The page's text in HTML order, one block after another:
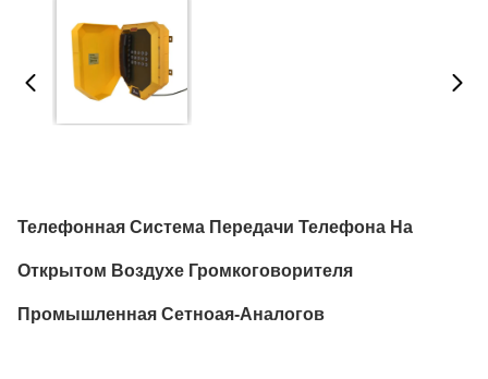
Телефонная Система Передачи Телефона На
Открытом Воздухе Громкоговорителя
Промышленная Сетноая-Аналогов